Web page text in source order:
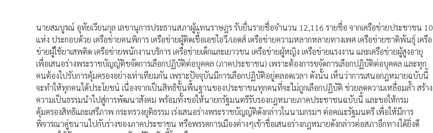
นายสมบูรณ์ อุทัยเวียนกุล เลขานุการประธานสภาผู้แทนราษฎร รับยื่นรายชื่อจำนวน 12,116 รายชื่อ จากเครือข่ายประชาชน 10
แห่ง ประกอบด้วย เครือข่ายคนพิการ เครือข่ายผู้ติดเชื้อเอชไอวี/เอดส์ เครือข่ายความหลากหลายทางเพศ เครือข่ายชาติพันธุ์ เครือ
ข่ายผู้ใช้ยาเสพติด เครือข่ายพนักงานบริการ เครือข่ายเด็กและเยาวชน เครือข่ายผู้หญิง เครือข่ายแรงงาน และเครือข่ายผู้สูงอายุ
เพื่อเสนอร่างพระราชบัญญัติขจัดการเลือกปฏิบัติต่อบุคคล (ภาคประชาชน) เพราะต้องการขจัดการเลือกปฏิบัติต่อบุคคล และทุก
คนต้องไปรับการคุ้มครองอย่างเท่าเทียมกัน เพราะปัจจุบันมีการเลือกปฏิบัติอยู่ตลอดเวลา ดังนั้น เห็นว่าการเสนอกฎหมายฉบับนี้
จะทำให้ทุกคนได้ประโยชน์ เนื่องจากเป็นสิทธิขั้นพื้นฐานของประชาชนทุกคนที่จะไม่ถูกเลือกปฏิบัติ ช่วยลดความเหลื่อมล้ำ สร้าง
ความเป็นธรรมนำไปสู่การพัฒนาสังคม พร้อมทั้งขอให้นายกรัฐมนตรีรับรองกฎหมายภาคประชาชนฉบับนี้ และขอให้กรม
คุ้มครองสิทธิและเสรีภาพ กระทรวงยุติธรรม เร่งเสนอร่างพระราชบัญญัติดังกล่าวในนามกรมฯ ต่อคณะรัฐมนตรี เพื่อให้มีการ
พิจารณาคู่ขนานไปกับร่างของภาคประชาชน หรือพรรคการเมืองต่างๆเข้าชื่อเสนอร่างกฎหมายดังกล่าวต่อสภาอีกทางได้ยิ่งดี